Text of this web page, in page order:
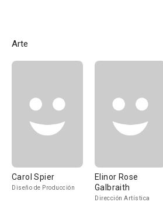
Arte
Carol Spier
Diseño de Producción
Elinor Rose
Galbraith
Dirección Artística